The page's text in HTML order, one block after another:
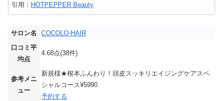
引用： HOTPEPPER Beauty
サロン名
COCOLO-HAIR
口コミ平
均点
4.68点(38件)
参考メニ
ュー
新規様★根本ふんわり！頭皮スッキリエイジングケアスペ
シャルコース¥5990
予約する